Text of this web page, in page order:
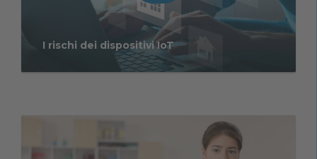
I rischi dei dispositivi IoT